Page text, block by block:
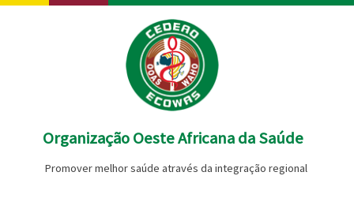
Passar
Organização Oeste Africana da Saúde
Promover melhor saúde através da integração regional